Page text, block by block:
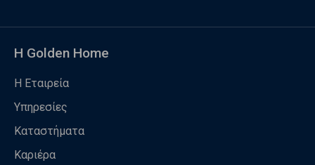
Η Golden Home
Η Εταιρεία
Υπηρεσίες
Καταστήματα
Καριέρα